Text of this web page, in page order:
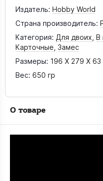
Издатель: Hobby World
Страна производитель:
Категория: Для двоих В
Карточные Замес
Размеры: 196 X 279 X
Вес: 650 гр
О товаре